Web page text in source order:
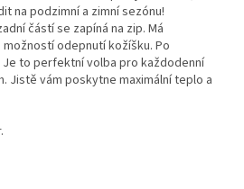
na podzimní a zimní sezónu!
částí se zapíná na zip. Má
odepnutí kožíšku. Po
to perfektní volba pro každodenní
Jistě vám poskytne maximální teplo a